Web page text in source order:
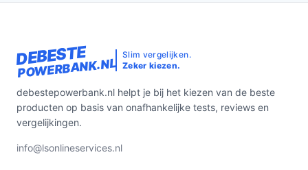
DEBESTE
POWERBANK.NL
Slim vergelijken.
Zeker kiezen.
debestepowerbank.nl helpt je bij het kiezen van de beste
producten op basis van onafhankelijke tests, reviews en
vergelijkingen.
info@lsonlineservices.nl